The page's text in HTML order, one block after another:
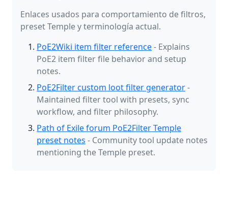
Enlaces usados para comportamiento de filtros,
preset Temple y terminología actual.
PoE2Wiki item filter reference- Explains
PoE2 item filter file behavior and setup
notes.
PoE2Filter custom loot filter generator-
Maintained filter tool with presets, sync
workflow, and filter philosophy.
Path of Exile forum PoE2Filter Temple
preset notes - Community tool update notes
mentioning the Temple preset.